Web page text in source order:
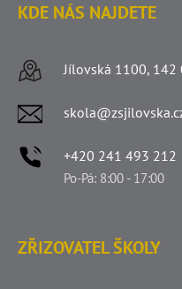
KDE NÁS NAJDETE
Jílovská 1100, 142
+420 241 493 212
Po-Pá: 8:00 - 17:00
ZŘIZOVATEL ŠKOLY